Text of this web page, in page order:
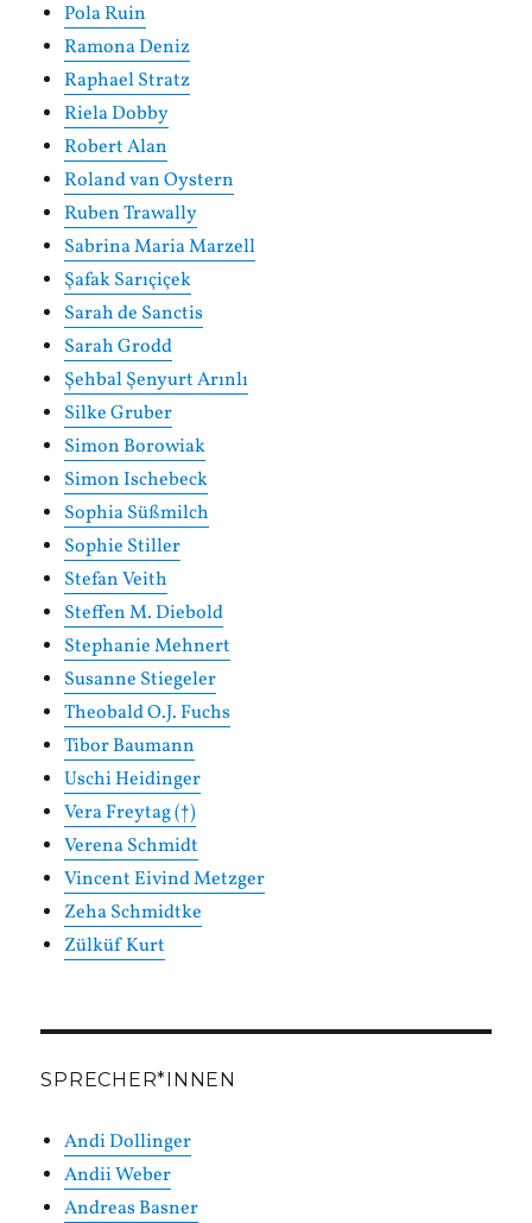
Pola Ruin
Ramona Deniz
Raphael Stratz
Riela Dobby
Robert Alan
Roland van Oystern
Ruben Trawally
Sabrina Maria Marzell
Şafak Sarıçiçek
Sarah de Sanctis
Sarah Grodd
Şehbal Şenyurt Arınlı
Silke Gruber
Simon Borowiak
Simon Ischebeck
Sophia Süßmilch
Sophie Stiller
Stefan Veith
Steffen M. Diebold
Stephanie Mehnert
Susanne Stiegeler
Theobald O.J. Fuchs
Tibor Baumann
Uschi Heidinger
Vera Freytag (†)
Verena Schmidt
Vincent Eivind Metzger
Zeha Schmidtke
Zülküf Kurt
SPRECHER*INNEN
Andi Dollinger
Andii Weber
Andreas Basner